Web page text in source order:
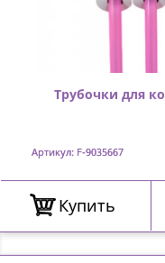
Трубочки для
Артикул: F-9035667
Купить